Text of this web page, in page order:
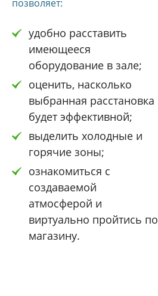
позволяет:
удобно расставить
имеющееся
оборудование в зале;
оценить, насколько
выбранная расстановка
будет эффективной;
выделить холодные и
горячие зоны;
ознакомиться с
создаваемой
атмосферой и
виртуально пройтись по
магазину.